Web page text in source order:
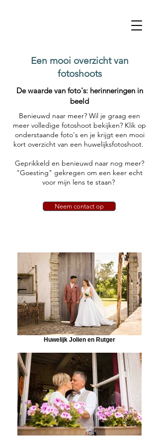
Een mooi overzicht van
fotoshoots
De waarde van foto's: herinneringen in
beeld
Benieuwd naar meer? Wil je graag een
meer volledige fotoshoot bekijken? Klik op
onderstaande foto's en je krijgt een mooi
kort overzicht van een huwelijksfotoshoot.
Geprikkeld en benieuwd naar nog meer?
"Goesting" gekregen om een keer echt
voor mijn lens te staan?
Neem contact op
Huwelijk Jolien en Rutger